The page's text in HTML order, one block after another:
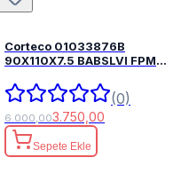
Corteco 01033876B
90X110X7.5 BABSLVI FPM
(0)
6.000,003.750,00
Sepete Ekle